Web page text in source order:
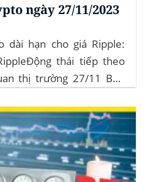
ngày 27/11/2023
dài hạn cho giá Ripple:
thái tiếp theo
thị trường 27/11 BTC
hình Doji. Trong khung